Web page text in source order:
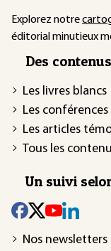
Explorez notre
éditorial minutieux
Des
Les livres blancs
Les
Les articles
Tous les
Un suivi
Nos newsletters